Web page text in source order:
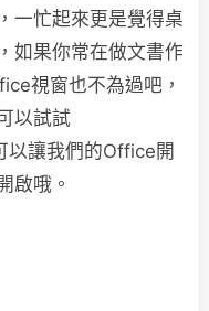
一忙起來更是覺得桌
如果你常在做文書作
視窗也不為過吧，
以試試
以讓我們的Office開
啟哦。